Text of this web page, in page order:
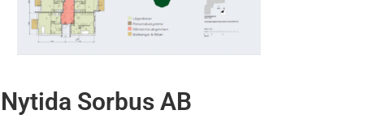
Nytida Sorbus AB